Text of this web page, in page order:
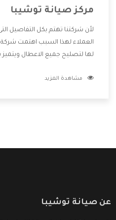
مركز صيانة توشيبا
لأن شركتنا تهتم بكل التفاصيل
العملاء لهذا السبب اهتمت شركة
لها لتصليح جميع الاعطال ويتميز
وعلى عملاءنا الكرام .
مشاهدة المزيد
عن صيانة توشيبا